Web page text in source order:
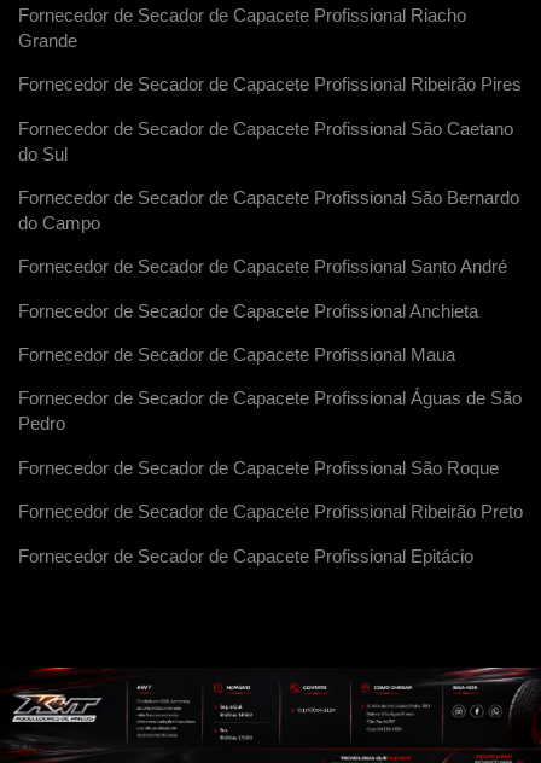
Fornecedor de Secador de Capacete Profissional Riacho
Grande
Fornecedor de Secador de Capacete Profissional Ribeirão Pires
Fornecedor de Secador de Capacete Profissional São Caetano
do Sul
Fornecedor de Secador de Capacete Profissional São Bernardo
do Campo
Fornecedor de Secador de Capacete Profissional Santo André
Fornecedor de Secador de Capacete Profissional Anchieta
Fornecedor de Secador de Capacete Profissional Maua
Fornecedor de Secador de Capacete Profissional Águas de São
Pedro
Fornecedor de Secador de Capacete Profissional São Roque
Fornecedor de Secador de Capacete Profissional Ribeirão Preto
Fornecedor de Secador de Capacete Profissional Epitácio